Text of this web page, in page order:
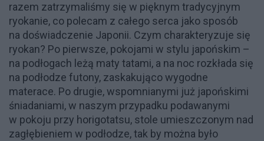
razem zatrzymaliśmy się w pięknym tradycyjnym
ryokanie, co polecam z całego serca jako sposób
na doświadczenie Japonii. Czym charakteryzuje się
ryokan? Po pierwsze, pokojami w stylu japońskim –
na podłogach leżą maty tatami, a na noc rozkłada się
na podłodze futony, zaskakująco wygodne
materace. Po drugie, wspomnianymi już japońskimi
śniadaniami, w naszym przypadku podawanymi
w pokoju przy horigotatsu, stole umieszczonym nad
zagłębieniem w podłodze, tak by można było